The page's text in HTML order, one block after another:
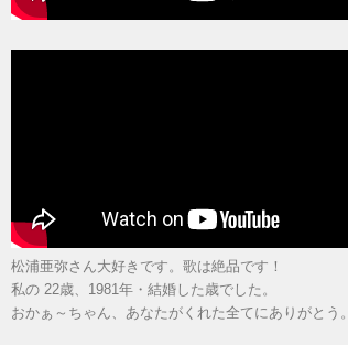
松浦亜弥さん大好きです。歌は絶品です！
私の 22歳、1981年・結婚した歳でした。
おかぁ～ちゃん、あなたがくれた全てにありがとう。